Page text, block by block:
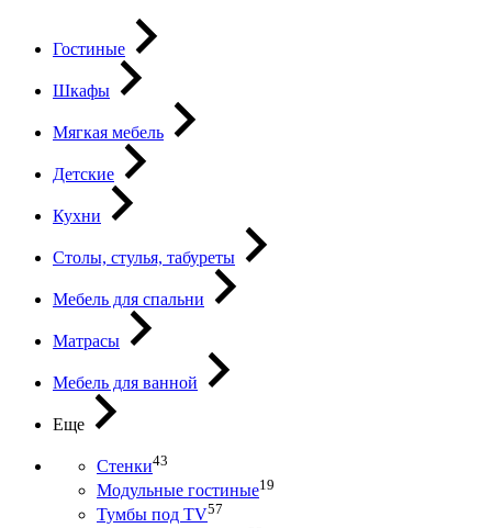
Гостиные
Шкафы
Мягкая мебель
Детские
Кухни
Столы, стулья, табуреты
Мебель для спальни
Матрасы
Мебель для ванной
Еще
Стенки43
Модульные гостиные19
Тумбы под ТV57